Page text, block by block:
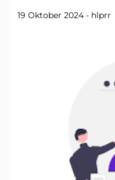
19 Oktober 2024 - hlprr